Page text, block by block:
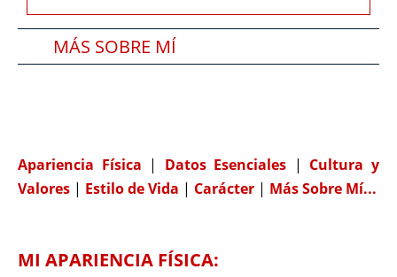
MÁS SOBRE MÍ
Apariencia Física | Datos Esenciales | Cultura y
Valores | Estilo de Vida | Carácter | Más Sobre Mí...
MI APARIENCIA FÍSICA: